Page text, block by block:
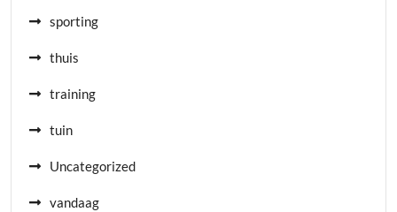
sporting
thuis
training
tuin
Uncategorized
vandaag